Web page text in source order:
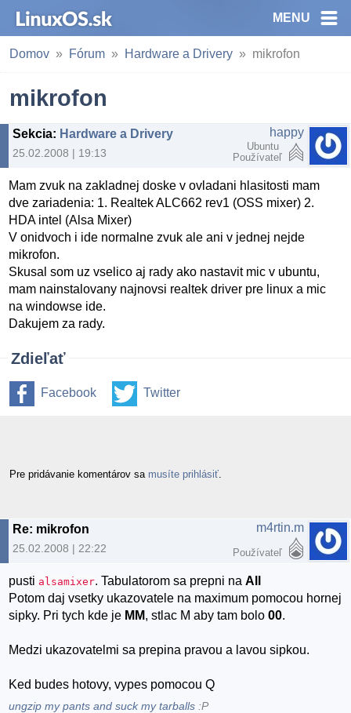
MENU
Domov Fórum Hardware a Drivery mikrofon
mikrofon
Sekcia: Hardware a Drivery
25.02.2008 | 19:13
happy
Ubuntu
Používateľ
Mam zvuk na zakladnej doske v ovladani hlasitosti mam
dve zariadenia: 1. Realtek ALC662 rev1 (OSS mixer) 2.
HDA intel (Alsa Mixer)
V onidvoch i ide normalne zvuk ale ani v jednej nejde
mikrofon.
Skusal som uz vselico aj rady ako nastavit mic v ubuntu,
mam nainstalovany najnovsi realtek driver pre linux a mic
na windowse ide.
Dakujem za rady.
Zdieľať
Facebook Twitter
Pre pridávanie komentárov sa musíte prihlásiť
Re: mikrofon
25.02.2008 | 22:22
m4rtin.m
Používateľ
pusti alsamixer. Tabulatorom sa prepni naAll
Potom daj vsetky ukazovatele na maximum pomocou hornej
sipky. Pri tych kde je MM, stlac M aby tam bolo00.
Medzi ukazovatelmi sa prepina pravou a lavou sipkou.
Ked budes hotovy, vypes pomocou Q
ungzip my pants and suck my tarballs :P